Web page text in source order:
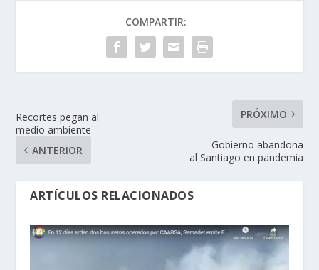
COMPARTIR:
Recortes pegan al
medio ambiente
ANTERIOR
PRÓXIMO
Gobierno abandona
al Santiago en pandemia
ARTÍCULOS RELACIONADOS